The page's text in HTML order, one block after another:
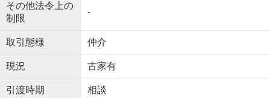
その他法令上の
制限
-
取引態様 仲介
現況 古家有
引渡時期 相談